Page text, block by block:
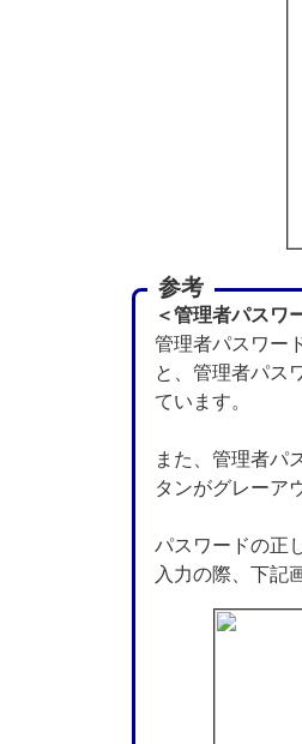
参考
＜管理者パスワ
管理者パスワー
と、管理者パス
ています。
また、管理者パ
タンがグレーア
パスワードの正
入力の際、下記